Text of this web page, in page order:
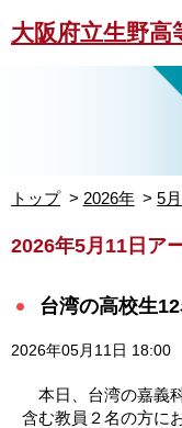
大阪府立生野高
トップ 2026年 5月
2026年5月11日ア
台湾の高校生
2026年05月11日 18:00
本日、台湾の嘉義
含む教員２名の方に